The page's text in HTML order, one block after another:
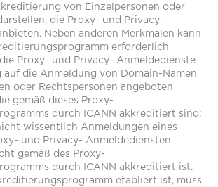
von Einzelpersonen oder
die Proxy- und Privacy-
Neben anderen Merkmalen kann
erforderlich
Proxy- und Privacy- Anmeldedienste
auf die Anmeldung von Domain-Namen
oder Rechtspersonen angeboten
gemäß dieses Proxy-
durch ICANN akkreditiert sind;
wissentlich Anmeldungen eines
und Privacy- Anmeldediensten
gemäß des Proxy-
durch ICANN akkreditiert ist.
etabliert ist, muss